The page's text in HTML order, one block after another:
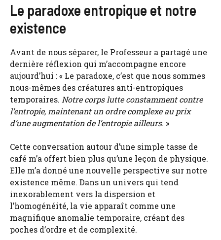
Le paradoxe entropique et notre
existence
Avant de nous séparer, le Professeur a partagé une
dernière réflexion qui m’accompagne encore
aujourd’hui : « Le paradoxe, c’est que nous sommes
nous-mêmes des créatures anti-entropiques
temporaires. Notre corps lutte constamment contre
l’entropie, maintenant un ordre complexe au prix
d’une augmentation de l’entropie ailleurs. »
Cette conversation autour d’une simple tasse de
café m’a offert bien plus qu’une leçon de physique.
Elle m’a donné une nouvelle perspective sur notre
existence même. Dans un univers qui tend
inexorablement vers la dispersion et
l’homogénéité, la vie apparaît comme une
magnifique anomalie temporaire, créant des
poches d’ordre et de complexité.